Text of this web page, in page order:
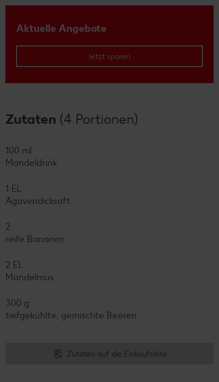
Aktuelle Angebote
Jetzt sparen
Zutaten (4 Portionen)
100 ml
Mandeldrink
1 EL
Agavendicksaft
2
reife Bananen
2 EL
Mandelmus
300 g
tiefgekühlte, gemischte Beeren
Zutaten auf die Einkaufsliste